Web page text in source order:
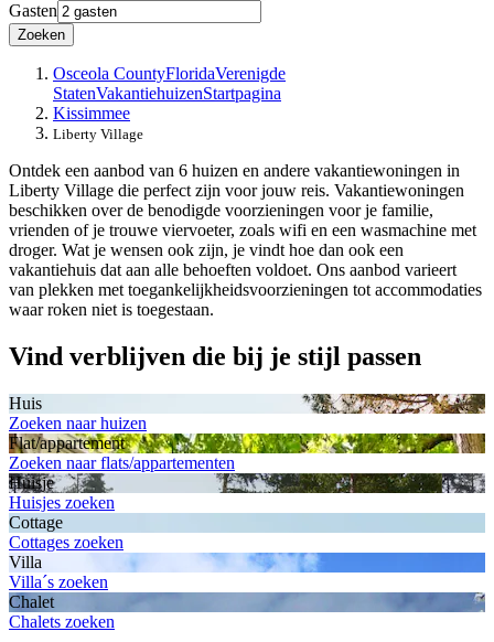
Gasten
Zoeken
Osceola CountyFloridaVerenigde
StatenVakantiehuizenStartpagina
Kissimmee
Liberty Village
Ontdek een aanbod van 6 huizen en andere vakantiewoningen in
Liberty Village die perfect zijn voor jouw reis. Vakantiewoningen
beschikken over de benodigde voorzieningen voor je familie,
vrienden of je trouwe viervoeter, zoals wifi en een wasmachine met
droger. Wat je wensen ook zijn, je vindt hoe dan ook een
vakantiehuis dat aan alle behoeften voldoet. Ons aanbod varieert
van plekken met toegankelijkheidsvoorzieningen tot accommodaties
waar roken niet is toegestaan.
Vind verblijven die bij je stijl passen
Huis
Zoeken naar huizen
Flat/appartement
Zoeken naar flats/appartementen
Huisje
Huisjes zoeken
Cottage
Cottages zoeken
Villa
Villa´s zoeken
Chalet
Chalets zoeken